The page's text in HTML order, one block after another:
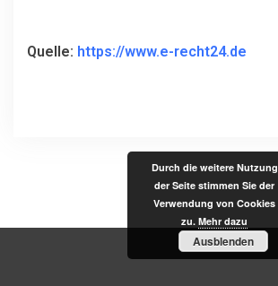
Quelle: https://www.e-recht24.de
Durch die weitere Nutzung
der Seite stimmen Sie der
Verwendung von Cookies
zu. Mehr dazu
Ausblenden